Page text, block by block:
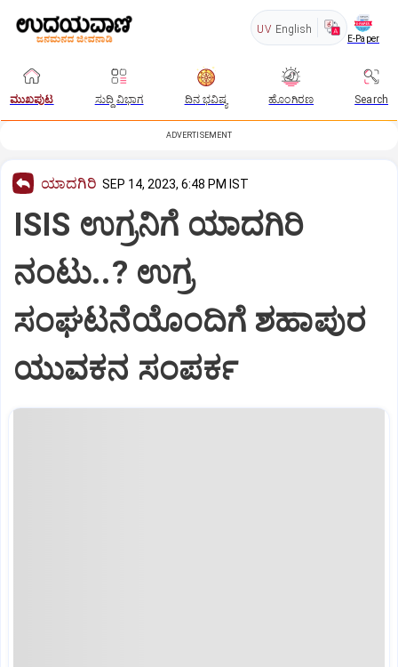
UV English
E-Paper
ಮುಖಪುಟ ಸುದ್ದಿ ವಿಭಾಗ ದಿನ ಭವಿಷ್ಯ ಹೊಂಗಿರಣ Search
ADVERTISEMENT
ಯಾದಗಿರಿ SEP 14, 2023, 6:48 PM IST
ISIS ಉಗ್ರನಿಗೆ ಯಾದಗಿರಿ
ನಂಟು..? ಉಗ್ರ
ಸಂಘಟನೆಯೊಂದಿಗೆ ಶಹಾಪುರ
ಯುವಕನ ಸಂಪರ್ಕ